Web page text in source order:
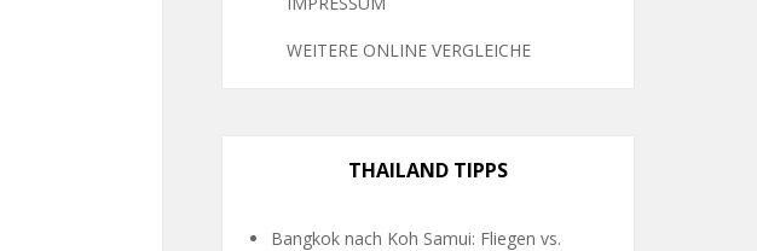
WEITERE ONLINE VERGLEICHE
THAILAND TIPPS
Bangkok nach Koh Samui: Fliegen vs.